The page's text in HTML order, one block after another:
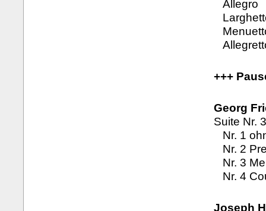
Allegro
+++
Georg
Suite Nr.
Nr. 1
Nr. 2
Nr. 3
Nr. 4
Joseph